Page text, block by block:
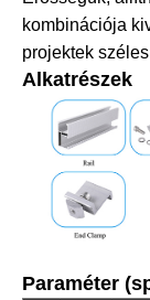
kombinációja
projektek
Alkatrészek
Paraméter